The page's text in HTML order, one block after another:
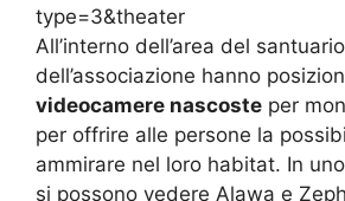
type=3&theater
All’interno dell’area del
dell’associazione hanno
videocamere nascoste per
per offrire alle persone la
ammirare nel loro habitat. In
si possono vedere Alawa e